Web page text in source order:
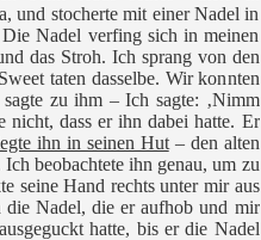
und stocherte mit einer Nadel in
Nadel verfing sich in meinen
das Stroh. Ich sprang von den
taten dasselbe. Wir konnten
zu ihm – Ich sagte: ‚Nimm
nicht, dass er ihn dabei hatte. Er
ihn in seinen Hut– den alten
beobachtete ihn genau, um zu
seine Hand rechts unter mir aus
die Nadel, die er aufhob und mir
hatte, bis er die Nadel